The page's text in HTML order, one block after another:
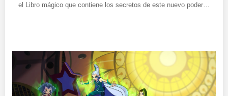
el Libro mágico que contiene los secretos de este nuevo poder…